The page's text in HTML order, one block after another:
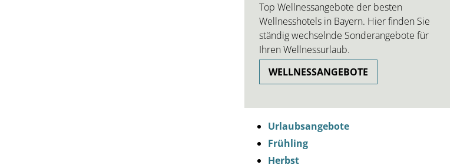
Top Wellnessangebote der besten
Wellnesshotels in Bayern. Hier finden Sie
ständig wechselnde Sonderangebote für
Ihren Wellnessurlaub.
WELLNESSANGEBOTE
Urlaubsangebote
Frühling
Herbst